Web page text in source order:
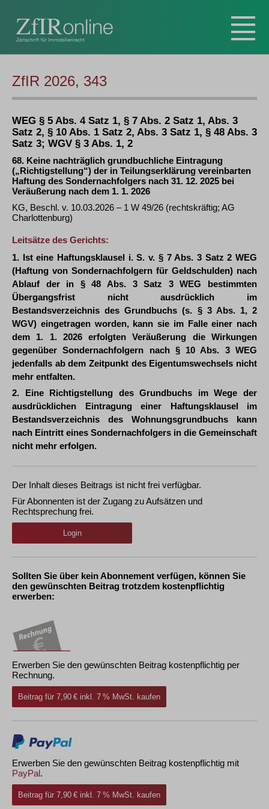
ZfIR 2026, 343
WEG § 5 Abs. 4 Satz 1, § 7 Abs. 2 Satz 1, Abs. 3
Satz 2, § 10 Abs. 1 Satz 2, Abs. 3 Satz 1, § 48 Abs. 3
Satz 3; WGV § 3 Abs. 1, 2
68. Keine nachträglich grundbuchliche Eintragung
(„Richtigstellung“) der in Teilungserklärung vereinbarten
Haftung des Sondernachfolgers nach 31. 12. 2025 bei
Veräußerung nach dem 1. 1. 2026
KG, Beschl. v. 10.03.2026 – 1 W 49/26 (rechtskräftig; AG
Charlottenburg)
Leitsätze des Gerichts:
1. Ist eine Haftungsklausel i. S. v. § 7 Abs. 3 Satz 2 WEG
(Haftung von Sondernachfolgern für Geldschulden) nach
Ablauf der in § 48 Abs. 3 Satz 3 WEG bestimmten
Übergangsfrist nicht ausdrücklich im
Bestandsverzeichnis des Grundbuchs (s. § 3 Abs. 1, 2
WGV) eingetragen worden, kann sie im Falle einer nach
dem 1. 1. 2026 erfolgten Veräußerung die Wirkungen
gegenüber Sondernachfolgern nach § 10 Abs. 3 WEG
jedenfalls ab dem Zeitpunkt des Eigentumswechsels nicht
mehr entfalten.
2. Eine Richtigstellung des Grundbuchs im Wege der
ausdrücklichen Eintragung einer Haftungsklausel im
Bestandsverzeichnis des Wohnungsgrundbuchs kann
nach Eintritt eines Sondernachfolgers in die Gemeinschaft
nicht mehr erfolgen.
Der Inhalt dieses Beitrags ist nicht frei verfügbar.
Für Abonnenten ist der Zugang zu Aufsätzen und
Rechtsprechung frei.
Login
Sollten Sie über kein Abonnement verfügen, können Sie
den gewünschten Beitrag trotzdem kostenpflichtig
erwerben:
Erwerben Sie den gewünschten Beitrag kostenpflichtig per
Rechnung.
Beitrag für 7,90 € inkl. 7 % MwSt. kaufen
Erwerben Sie den gewünschten Beitrag kostenpflichtig mit
PayPal.
Beitrag für 7,90 € inkl. 7 % MwSt. kaufen